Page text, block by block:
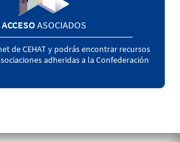
ACCESO ASOCIADOS
de CEHAT y podrás encontrar recursos
adheridas a la Confederación